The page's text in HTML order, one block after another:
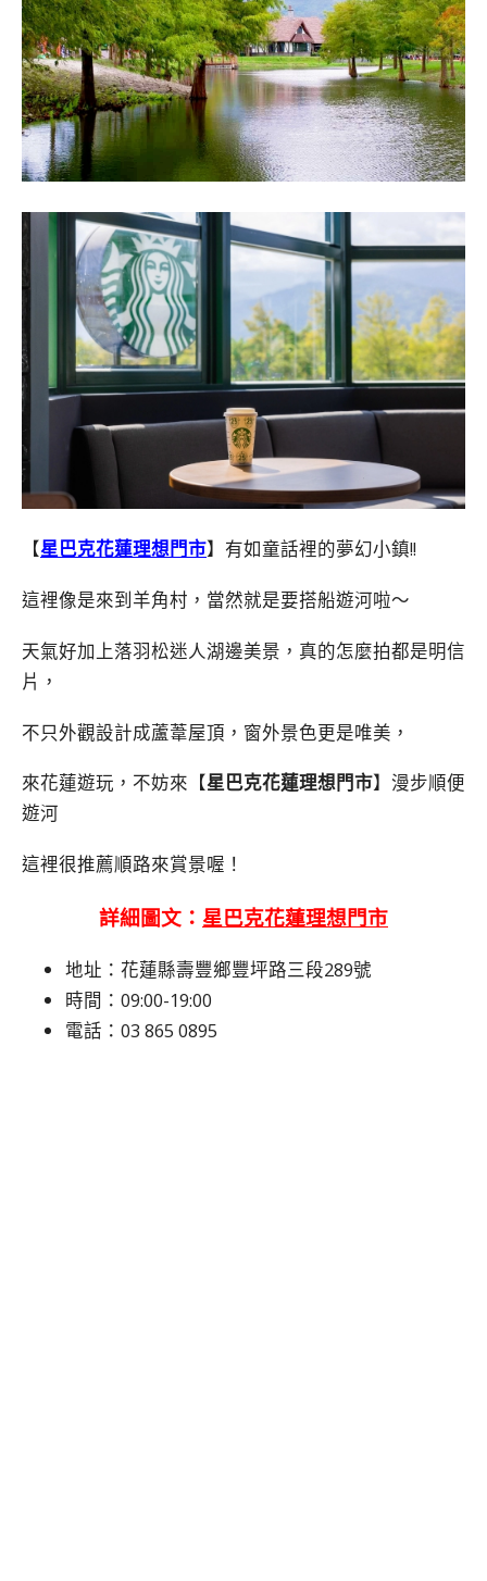
【星巴克花蓮理想門市】有如童話裡的夢幻小鎮!!
這裡像是來到羊角村，當然就是要搭船遊河啦～
天氣好加上落羽松迷人湖邊美景，真的怎麼拍都是明信
片，
不只外觀設計成蘆葦屋頂，窗外景色更是唯美，
來花蓮遊玩，不妨來【星巴克花蓮理想門市】漫步順便
遊河
這裡很推薦順路來賞景喔！
詳細圖文： 星巴克花蓮理想門市
地址：花蓮縣壽豐鄉豐坪路三段289號
時間：09:00-19:00
電話：03 865 0895